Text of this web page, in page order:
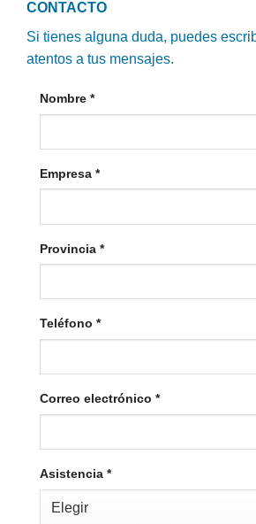
CONTACTO
Si tienes alguna duda, puedes
atentos a tus mensajes.
Nombre *
Empresa *
Provincia *
Teléfono *
Correo electrónico *
Asistencia *
Elegir